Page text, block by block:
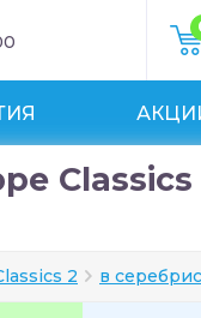
Classics
2 в